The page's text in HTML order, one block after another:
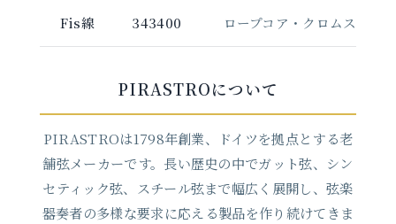
Fis線 343400 ロープコア・クロムスチー
PIRASTROについて
PIRASTROは1798年創業、ドイツを拠点とする老
舗弦メーカーです。長い歴史の中でガット弦、シン
セティック弦、スチール弦まで幅広く展開し、弦楽
器奏者の多様な要求に応える製品を作り続けてきま